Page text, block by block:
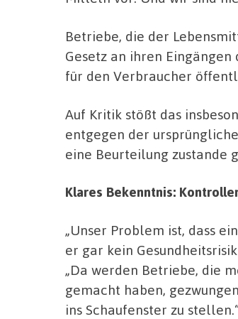
Betriebe, die der
Gesetz an ihren
für den Verbraucher
Auf Kritik stößt das
entgegen der
eine Beurteilung zustande
Klares Bekenntnis:
„Unser Problem ist, dass
er gar kein
„Da werden Betriebe, die
gemacht haben,
ins Schaufenster zu